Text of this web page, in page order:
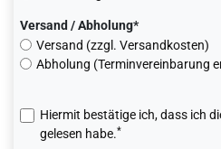
Versand / Abholung*
Versand (zzgl. Versandkosten)
Abholung (Terminvereinbarung
Hiermit bestätige ich, dass ich
gelesen habe.*